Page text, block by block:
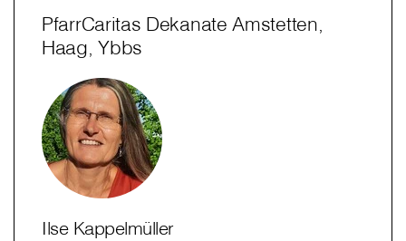
PfarrCaritas Dekanate Amstetten,
Haag, Ybbs
Ilse Kappelmüller